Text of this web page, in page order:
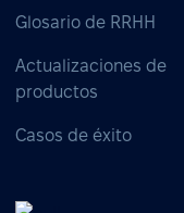
Glosario de RRHH
Actualizaciones de
productos
Casos de éxito